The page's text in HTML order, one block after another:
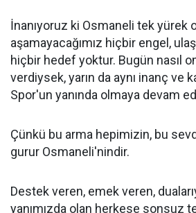
İnanıyoruz ki Osmaneli tek yürek
aşamayacağımız hiçbir engel,
hiçbir hedef yoktur. Bugün nasıl
verdiysek, yarın da aynı inanç ve
Spor'un yanında olmaya devam
Çünkü bu arma hepimizin, bu
gurur Osmaneli'nindir.
Destek veren, emek veren,
yanımızda olan herkese sonsuz